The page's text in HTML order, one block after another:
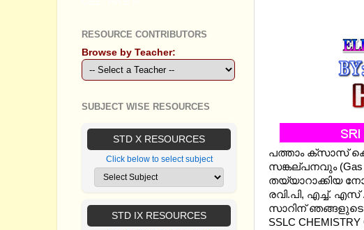
പത്താം ക്സാസ്
സങ്കല്പനവും (Gas
തയ്യാറാക്കിയ
രവി.പി, എച്ച്. എസ്
സാറിന് ഞങ്ങളുടെ
SSLC CHEMISTRY
RESOURCE CONTRIBUTORS
Browse by Teacher:
SUBJECT WISE RESOURCES
STD X RESOURCES
Click below to select subject
STD IX RESOURCES